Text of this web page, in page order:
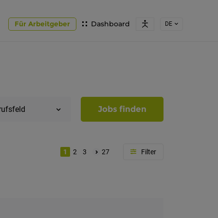
Dashboard
Für Arbeitgeber DE
Jobs finden
1 2 3 27